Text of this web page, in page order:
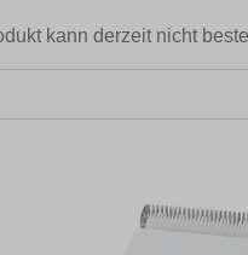
kann derzeit nicht